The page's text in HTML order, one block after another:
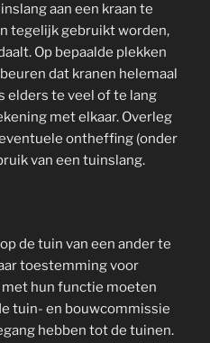
aan een kraan te
tegelijk gebruikt worden,
Op bepaalde plekken
dat kranen helemaal
elders te veel of te lang
met elkaar. Overleg
ontheffing (onder
van een tuinslang.
de tuin van een ander te
toestemming voor
hun functie moeten
tuin- en bouwcommissie
hebben tot de tuinen.